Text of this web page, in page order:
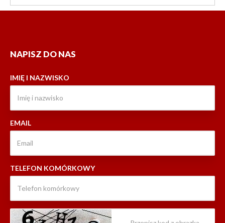
NAPISZ DO NAS
IMIĘ I NAZWISKO
EMAIL
TELEFON KOMÓRKOWY